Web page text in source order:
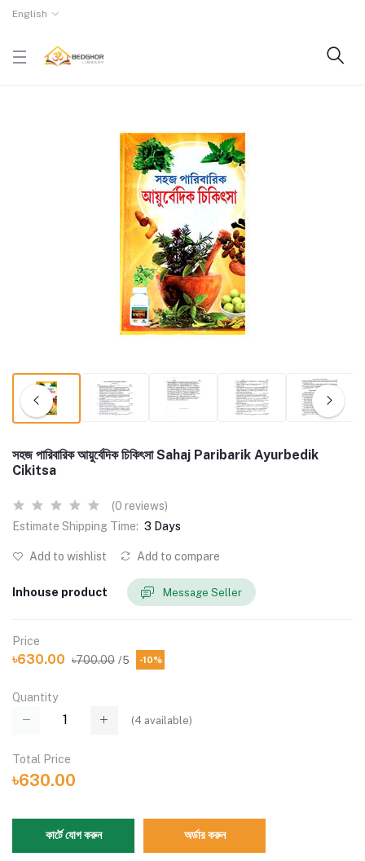
English
সহজ পারিবারিক আয়ুর্বেদিক চিকিৎসা Sahaj Paribarik Ayurbedik
Cikitsa
(0 reviews)
Estimate Shipping Time: 3 Days
Add to wishlist Add to compare
Inhouse product Message Seller
Price
৳630.00 ৳700.00 /5 -10%
Quantity
(4 available)
Total Price
৳630.00
কার্টে যোগ করুন অর্ডার করুন